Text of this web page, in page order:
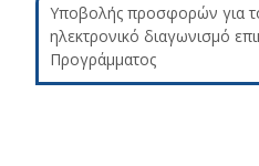
Υποβολής προσφορών για
ηλεκτρονικό διαγωνισμό
Προγράμματος